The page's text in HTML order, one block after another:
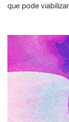
que pode